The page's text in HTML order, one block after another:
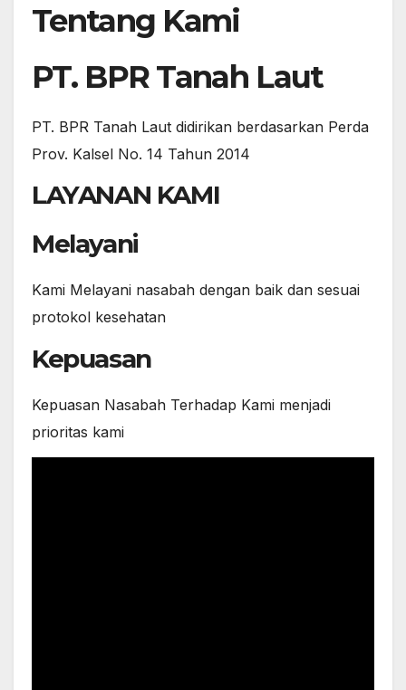
Tentang Kami
PT. BPR Tanah Laut
PT. BPR Tanah Laut didirikan berdasarkan Perda
Prov. Kalsel No. 14 Tahun 2014
LAYANAN KAMI
Melayani
Kami Melayani nasabah dengan baik dan sesuai
protokol kesehatan
Kepuasan
Kepuasan Nasabah Terhadap Kami menjadi
prioritas kami